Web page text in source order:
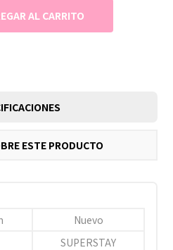
ESTE PRODUCTO
Nuevo
SUPERSTAY